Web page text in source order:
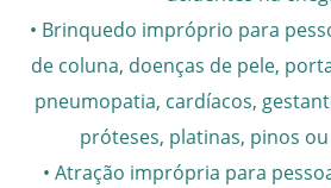
• Brinquedo impróprio para
de coluna, doenças de pele,
pneumopatia, cardíacos,
próteses, platinas, pinos
• Atração imprópria para